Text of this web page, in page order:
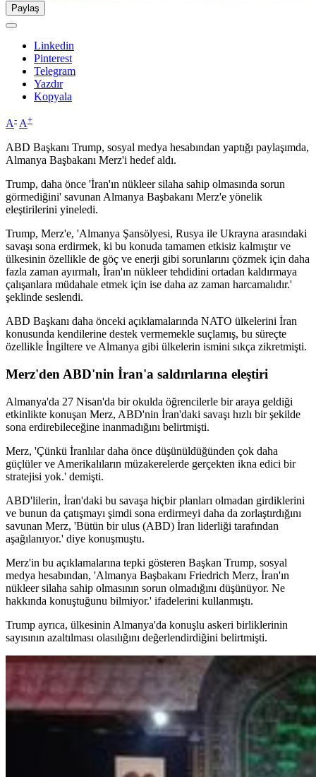
Paylaş
Linkedin
Pinterest
Telegram
Yazdır
Kopyala
A- A+
ABD Başkanı Trump, sosyal medya hesabından yaptığı paylaşımda,
Almanya Başbakanı Merz'i hedef aldı.
Trump, daha önce 'İran'ın nükleer silaha sahip olmasında sorun
görmediğini' savunan Almanya Başbakanı Merz'e yönelik
eleştirilerini yineledi.
Trump, Merz'e, 'Almanya Şansölyesi, Rusya ile Ukrayna arasındaki
savaşı sona erdirmek, ki bu konuda tamamen etkisiz kalmıştır ve
ülkesinin özellikle de göç ve enerji gibi sorunlarını çözmek için daha
fazla zaman ayırmalı, İran'ın nükleer tehdidini ortadan kaldırmaya
çalışanlara müdahale etmek için ise daha az zaman harcamalıdır.'
şeklinde seslendi.
ABD Başkanı daha önceki açıklamalarında NATO ülkelerini İran
konusunda kendilerine destek vermemekle suçlamış, bu süreçte
özellikle İngiltere ve Almanya gibi ülkelerin ismini sıkça zikretmişti.
Merz'den ABD'nin İran'a saldırılarına eleştiri
Almanya'da 27 Nisan'da bir okulda öğrencilerle bir araya geldiği
etkinlikte konuşan Merz, ABD'nin İran'daki savaşı hızlı bir şekilde
sona erdirebileceğine inanmadığını belirtmişti.
Merz, 'Çünkü İranlılar daha önce düşünüldüğünden çok daha
güçlüler ve Amerikalıların müzakerelerde gerçekten ikna edici bir
stratejisi yok.' demişti.
ABD'lilerin, İran'daki bu savaşa hiçbir planları olmadan girdiklerini
ve bunun da çatışmayı şimdi sona erdirmeyi daha da zorlaştırdığını
savunan Merz, 'Bütün bir ulus (ABD) İran liderliği tarafından
aşağılanıyor.' diye konuşmuştu.
Merz'in bu açıklamalarına tepki gösteren Başkan Trump, sosyal
medya hesabından, 'Almanya Başbakanı Friedrich Merz, İran'ın
nükleer silaha sahip olmasının sorun olmadığını düşünüyor. Ne
hakkında konuştuğunu bilmiyor.' ifadelerini kullanmıştı.
Trump ayrıca, ülkesinin Almanya'da konuşlu askeri birliklerinin
sayısının azaltılması olasılığını değerlendirdiğini belirtmişti.